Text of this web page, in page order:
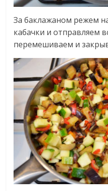
За баклажаном режем
кабачки и отправляем
перемешиваем и